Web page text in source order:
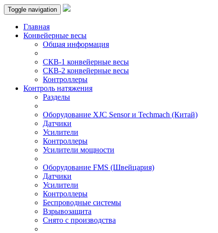
Toggle navigation
Главная
Конвейерные весы
Общая информация
СКВ-1 конвейерные весы
СКВ-2 конвейерные весы
Контроллеры
Контроль натяжения
Разделы
Оборудование XJC Sensor и Techmach (Китай)
Датчики
Усилители
Контроллеры
Усилители мощности
Оборудование FMS (Швейцария)
Датчики
Усилители
Контроллеры
Беспроводные системы
Взрывозащита
Снято с производства